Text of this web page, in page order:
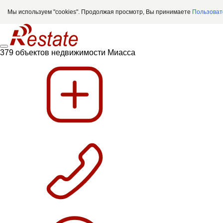
Мы используем "cookies". Продолжая просмотр, Вы принимаете
379 объектов недвижимости Миасса